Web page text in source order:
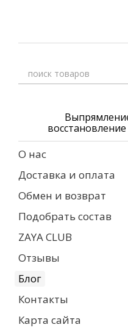
О нас
Доставка и оплата
Обмен и возврат
Подобрать состав
ZAYA CLUB
Отзывы
Блог
Контакты
Карта сайта